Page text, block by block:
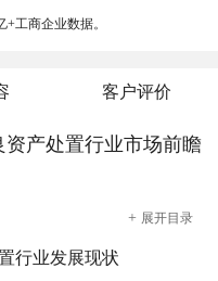
工商企业数据。
客户评价
资产处置行业市场前瞻
+ 展开目录
行业发展现状